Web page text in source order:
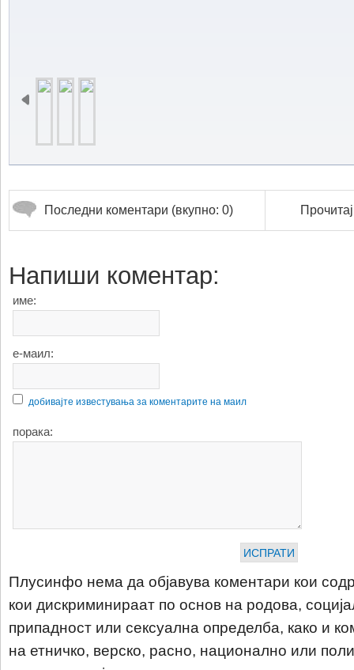
Последни коментари (вкупно: 0)
Напиши коментар:
име:
е-маил:
добивајте известувања за коментарите на маил
порака:
Плусинфо нема да објавува коментари кои
кои дискриминираат по основ на родова,
припадност или сексуална определба, како и
на етничко, верско, расно, национално или